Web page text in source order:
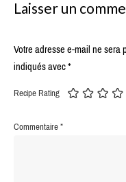
Laisser un
Votre adresse e-mail ne sera
indiqués avec*
Recipe Rating
Commentaire*